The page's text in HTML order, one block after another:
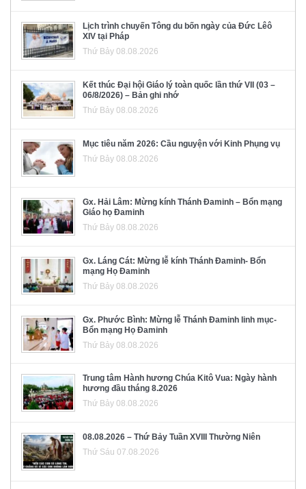
Lịch trình chuyến Tông du bốn ngày của Đức Lêô
XIV tại Pháp
Thứ Bảy 08.08.2026
Kết thúc Đại hội Giáo lý toàn quốc lần thứ VII (03 –
06/8/2026) – Bản ghi nhớ
Thứ Bảy 08.08.2026
Mục tiêu năm 2026: Cầu nguyện với Kinh Phụng vụ
Thứ Bảy 08.08.2026
Gx. Hải Lâm: Mừng kính Thánh Đaminh – Bổn mạng
Giáo họ Đaminh
Thứ Bảy 08.08.2026
Gx. Láng Cát: Mừng lễ kính Thánh Đaminh- Bổn
mạng Họ Đaminh
Thứ Bảy 08.08.2026
Gx. Phước Bình: Mừng lễ Thánh Đaminh linh mục-
Bổn mạng Họ Đaminh
Thứ Bảy 08.08.2026
Trung tâm Hành hương Chúa Kitô Vua: Ngày hành
hương đầu tháng 8.2026
Thứ Bảy 08.08.2026
08.08.2026 – Thứ Bảy Tuần XVIII Thường Niên
Thứ Sáu 07.08.2026